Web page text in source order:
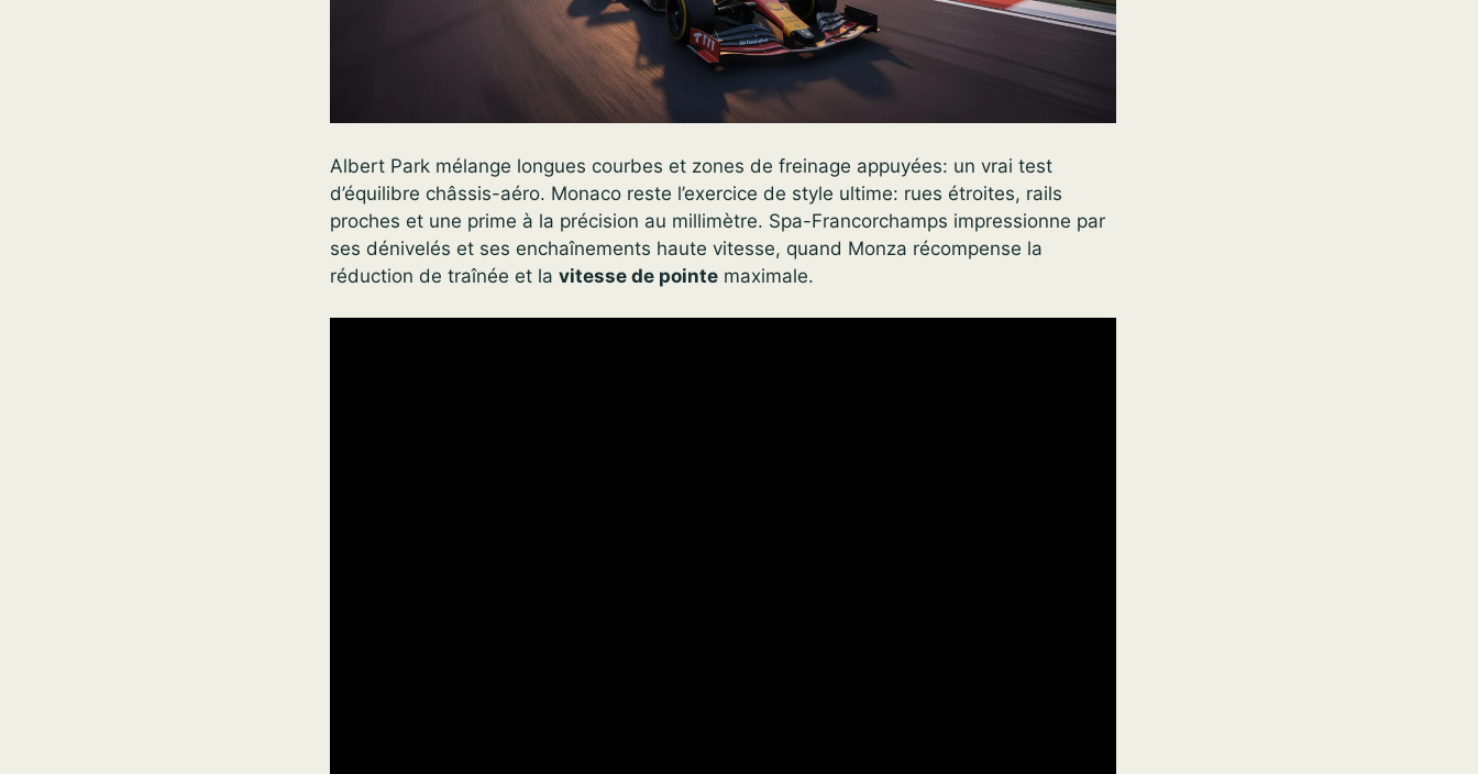
Albert Park mélange longues courbes et zones de freinage appuyées: un vrai test
d’équilibre châssis-aéro. Monaco reste l’exercice de style ultime: rues étroites, rails
proches et une prime à la précision au millimètre. Spa-Francorchamps impressionne par
ses dénivelés et ses enchaînements haute vitesse, quand Monza récompense la
réduction de traînée et la vitesse de pointe maximale.